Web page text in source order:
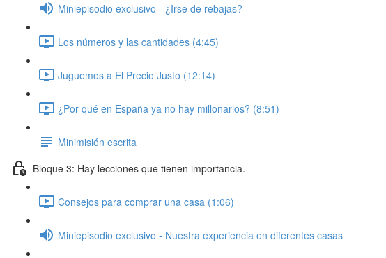
Miniepisodio exclusivo - ¿Irse de rebajas?
Los números y las cantidades (4:45)
Juguemos a El Precio Justo (12:14)
¿Por qué en España ya no hay millonarios? (8:51)
Minimisión escrita
Bloque 3: Hay lecciones que tienen importancia.
Consejos para comprar una casa (1:06)
Miniepisodio exclusivo - Nuestra experiencia en diferentes casas